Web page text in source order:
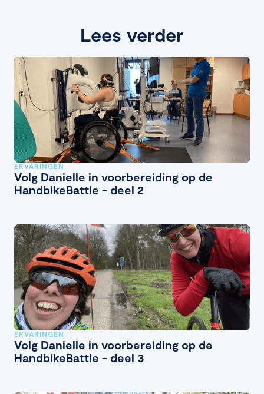
Lees verder
ERVARINGEN
Volg Danielle in voorbereiding op de
HandbikeBattle - deel 2
ERVARINGEN
Volg Danielle in voorbereiding op de
HandbikeBattle - deel 3